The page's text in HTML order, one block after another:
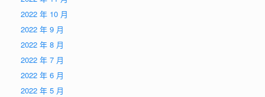
2022 年 10 月
2022 年 9 月
2022 年 8 月
2022 年 7 月
2022 年 6 月
2022 年 5 月